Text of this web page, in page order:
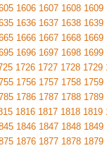
1606 1607 1608 1609
1636 1637 1638 1639
1666 1667 1668 1669
1696 1697 1698 1699
1726 1727 1728 1729
1756 1757 1758 1759
1786 1787 1788 1789
1816 1817 1818 1819
1846 1847 1848 1849
1876 1877 1878 1879